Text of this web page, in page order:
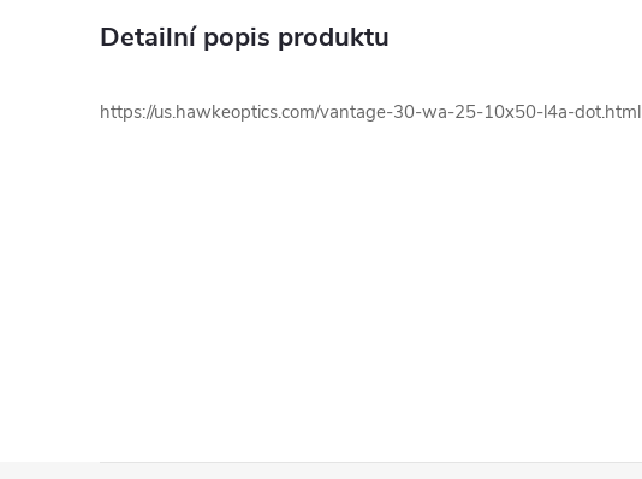
Detailní popis produktu
https://us.hawkeoptics.com/vantage-30-wa-25-10x50-l4a-dot.html